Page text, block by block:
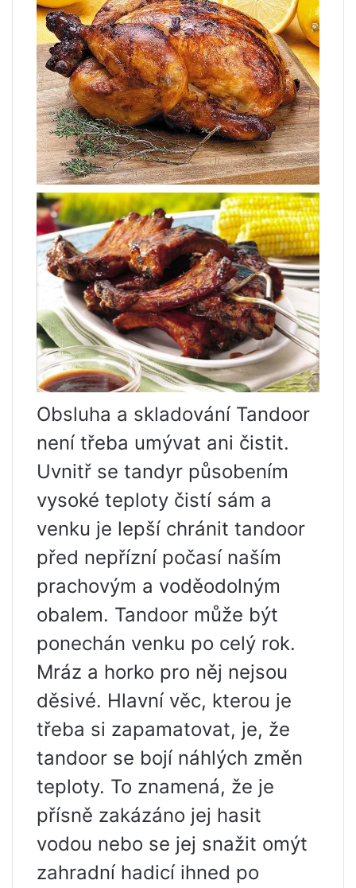
Obsluha a skladování Tandoor
není třeba umývat ani čistit.
Uvnitř se tandyr působením
vysoké teploty čistí sám a
venku je lepší chránit tandoor
před nepřízní počasí naším
prachovým a voděodolným
obalem. Tandoor může být
ponechán venku po celý rok.
Mráz a horko pro něj nejsou
děsivé. Hlavní věc, kterou je
třeba si zapamatovat, je, že
tandoor se bojí náhlých změn
teploty. To znamená, že je
přísně zakázáno jej hasit
vodou nebo se jej snažit omýt
zahradní hadicí ihned po